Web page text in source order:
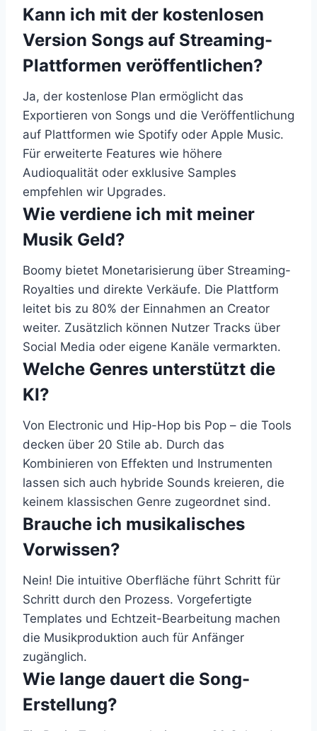
Kann ich mit der kostenlosen
Version Songs auf Streaming-
Plattformen veröffentlichen?
Ja, der kostenlose Plan ermöglicht das
Exportieren von Songs und die Veröffentlichung
auf Plattformen wie Spotify oder Apple Music.
Für erweiterte Features wie höhere
Audioqualität oder exklusive Samples
empfehlen wir Upgrades.
Wie verdiene ich mit meiner
Musik Geld?
Boomy bietet Monetarisierung über Streaming-
Royalties und direkte Verkäufe. Die Plattform
leitet bis zu 80% der Einnahmen an Creator
weiter. Zusätzlich können Nutzer Tracks über
Social Media oder eigene Kanäle vermarkten.
Welche Genres unterstützt die
KI?
Von Electronic und Hip-Hop bis Pop – die Tools
decken über 20 Stile ab. Durch das
Kombinieren von Effekten und Instrumenten
lassen sich auch hybride Sounds kreieren, die
keinem klassischen Genre zugeordnet sind.
Brauche ich musikalisches
Vorwissen?
Nein! Die intuitive Oberfläche führt Schritt für
Schritt durch den Prozess. Vorgefertigte
Templates und Echtzeit-Bearbeitung machen
die Musikproduktion auch für Anfänger
zugänglich.
Wie lange dauert die Song-
Erstellung?